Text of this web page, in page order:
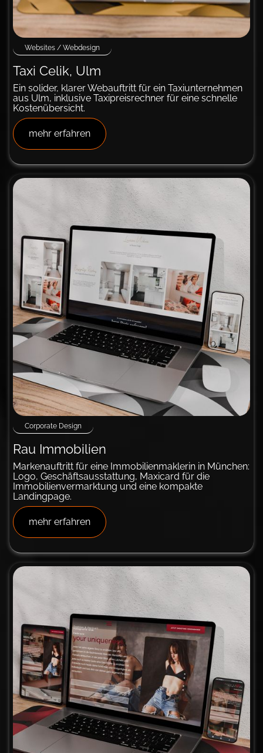
Websites / Webdesign
Taxi Celik, Ulm
Ein solider, klarer Webauftritt für ein Taxiunternehmen
aus Ulm, inklusive Taxipreisrechner für eine schnelle
Kostenübersicht.
mehr erfahren
Corporate Design
Rau Immobilien
Markenauftritt für eine Immobilienmaklerin in München:
Logo, Geschäftsausstattung, Maxicard für die
Immobilienvermarktung und eine kompakte
Landingpage.
mehr erfahren